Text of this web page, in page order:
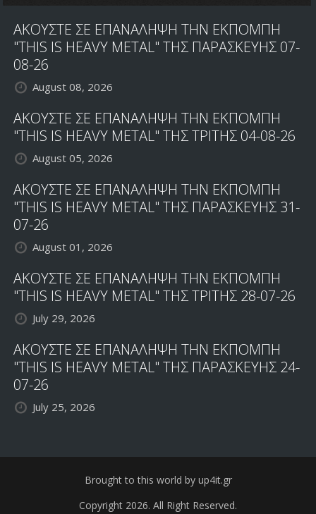
ΑΚΟΥΣΤΕ ΣΕ ΕΠΑΝΑΛΗΨΗ ΤΗΝ ΕΚΠΟΜΠΗ
"THIS IS HEAVY METAL" ΤΗΣ ΠΑΡΑΣΚΕΥΗΣ 07-
08-26
August 08, 2026
ΑΚΟΥΣΤΕ ΣΕ ΕΠΑΝΑΛΗΨΗ ΤΗΝ ΕΚΠΟΜΠΗ
"THIS IS HEAVY METAL" ΤΗΣ ΤΡΙΤΗΣ 04-08-26
August 05, 2026
ΑΚΟΥΣΤΕ ΣΕ ΕΠΑΝΑΛΗΨΗ ΤΗΝ ΕΚΠΟΜΠΗ
"THIS IS HEAVY METAL" ΤΗΣ ΠΑΡΑΣΚΕΥΗΣ 31-
07-26
August 01, 2026
ΑΚΟΥΣΤΕ ΣΕ ΕΠΑΝΑΛΗΨΗ ΤΗΝ ΕΚΠΟΜΠΗ
"THIS IS HEAVY METAL" ΤΗΣ ΤΡΙΤΗΣ 28-07-26
July 29, 2026
ΑΚΟΥΣΤΕ ΣΕ ΕΠΑΝΑΛΗΨΗ ΤΗΝ ΕΚΠΟΜΠΗ
"THIS IS HEAVY METAL" ΤΗΣ ΠΑΡΑΣΚΕΥΗΣ 24-
07-26
July 25, 2026
Brought to this world by up4it.gr
Copyright 2026. All Right Reserved.